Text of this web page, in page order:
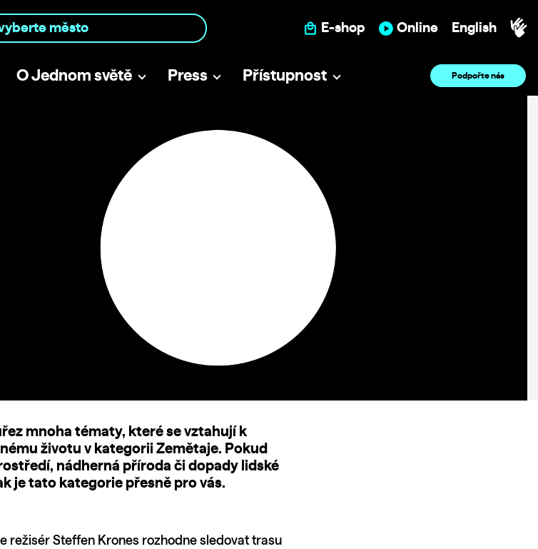
E-shop Online English
O Jednom světě Press Přístupnost Podpořte nás
mnoha tématy, které se vztahují k
životu v kategorii Zemětaje. Pokud
nádherná příroda či dopady lidské
je tato kategorie přesně pro vás.
režisér Steffen Krones rozhodne sledovat trasu